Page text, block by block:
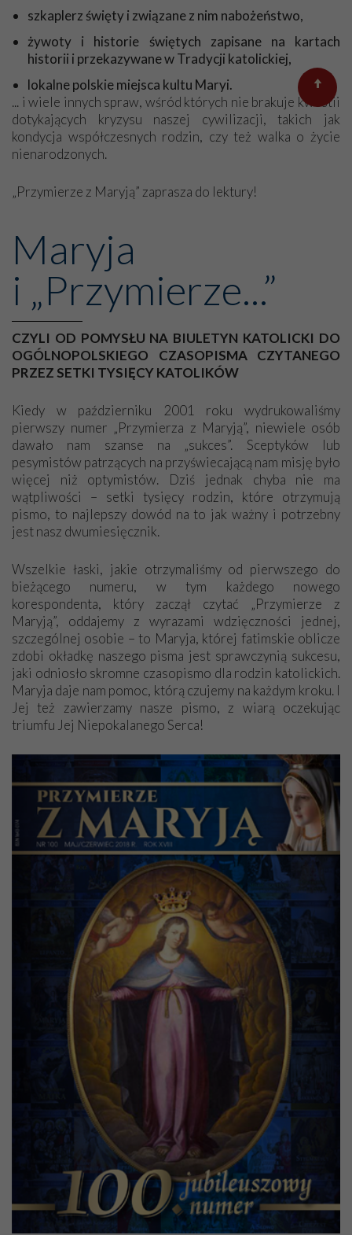
chodzę o lasce. Nie mam już nawet siły iść sama do kościoła –
to około 1 kilometra, ale mój sąsiad zawozi mnie co niedzielę
na Mszę. Mam też problemy ze słuchem. Aparat słuchowy nie
wszędzie zdaje egzamin, szczególnie w kościele, jak kapłan
mówi dalej od mikrofonu, to robi się pogłos, ale jakoś daję
sobie radę. Nie narzekam, bo mam dużą rodzinę i opiekuje się
mną córka. Praktycznie przejęła wszystkie moje obowiązki.
Przepraszam, że nie nadążam za waszymi propozycjami, ale w
miarę możliwości będę wspomagać Stowarzyszenie. Życzę
Z Panem Bogiem!
szkaplerz święty i związane z nim nabożeństwo,
żywoty i historie świętych zapisane na kartach
historii i przekazywane w Tradycji katolickiej,
lokalne polskie miejsca kultu Maryi.
... i wiele innych spraw, wśród których nie brakuje kwestii
dotykających kryzysu naszej cywilizacji, takich jak
kondycja współczesnych rodzin, czy też walka o życie
nienarodzonych.
„Przymierze z Maryją” zaprasza do lektury!
Maryja
i „Przymierze...”
CZYLI OD POMYSŁU NA BIULETYN KATOLICKI DO
OGÓLNOPOLSKIEGO CZASOPISMA CZYTANEGO
PRZEZ SETKI TYSIĘCY KATOLIKÓW
Kiedy w październiku 2001 roku wydrukowaliśmy
pierwszy numer „Przymierza z Maryją”, niewiele osób
dawało nam szanse na „sukces”. Sceptyków lub
pesymistów patrzących na przyświecającą nam misję było
więcej niż optymistów. Dziś jednak chyba nie ma
wątpliwości – setki tysięcy rodzin, które otrzymują
pismo, to najlepszy dowód na to jak ważny i potrzebny
jest nasz dwumiesięcznik.
Wszelkie łaski, jakie otrzymaliśmy od pierwszego do
bieżącego numeru, w tym każdego nowego
korespondenta, który zaczął czytać „Przymierze z
Maryją”, oddajemy z wyrazami wdzięczności jednej,
szczególnej osobie – to Maryja, której fatimskie oblicze
zdobi okładkę naszego pisma jest sprawczynią sukcesu,
jaki odniosło skromne czasopismo dla rodzin katolickich.
Maryja daje nam pomoc, którą czujemy na każdym kroku. I
Jej też zawierzamy nasze pismo, z wiarą oczekując
triumfu Jej Niepokalanego Serca!